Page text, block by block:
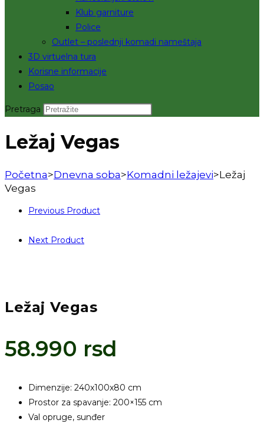
Klub garniture
Police
Outlet – poslednji komadi nameštaja
3D virtuelna tura
Korisne informacije
Posao
Pretraga
Ležaj Vegas
Početna>Dnevna soba>Komadni ležajevi>Ležaj
Vegas
Previous Product
Next Product
Ležaj Vegas
58.990 rsd
Dimenzije: 240x100x80 cm
Prostor za spavanje: 200×155 cm
Val opruge, sunđer